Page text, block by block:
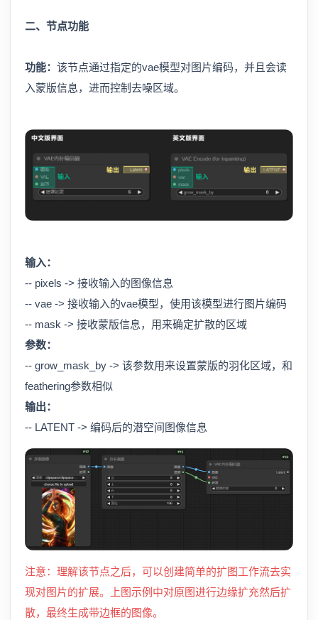
二、节点功能
功能： 该节点通过指定的vae模型对图片编码，并且会读
入蒙版信息，进而控制去噪区域。
输入：
-- pixels -> 接收输入的图像信息
-- vae -> 接收输入的vae模型，使用该模型进行图片编码
-- mask -> 接收蒙版信息，用来确定扩散的区域
参数：
-- grow_mask_by -> 该参数用来设置蒙版的羽化区域，和
feathering参数相似
输出：
-- LATENT -> 编码后的潜空间图像信息
注意：理解该节点之后，可以创建简单的扩图工作流去实
现对图片的扩展。上图示例中对原图进行边缘扩充然后扩
散，最终生成带边框的图像。